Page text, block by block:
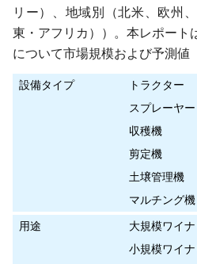
リー）、地域別（北米、欧州
東・アフリカ））。本レポート
について市場規模および予測値
設備タイプ
トラクター
スプレーヤー
収穫機
剪定機
土壌管理機
マルチング機
用途
大規模ワイ
小規模ワイ